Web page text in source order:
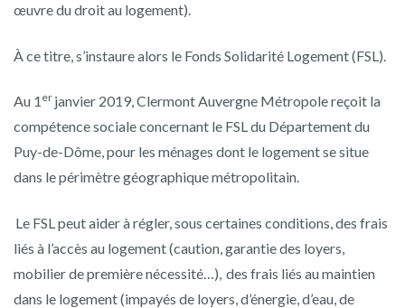
œuvre du droit au logement).
À ce titre, s’instaure alors le Fonds Solidarité Logement (FSL).
Au 1 er janvier 2019, Clermont Auvergne Métropole reçoit la
compétence sociale concernant le FSL du Département du
Puy-de-Dôme, pour les ménages dont le logement se situe
dans le périmètre géographique métropolitain.
Le FSL peut aider à régler, sous certaines conditions, des frais
liés à l’accès au logement (caution, garantie des loyers,
mobilier de première nécessité…), des frais liés au maintien
dans le logement (impayés de loyers, d’énergie, d’eau, de